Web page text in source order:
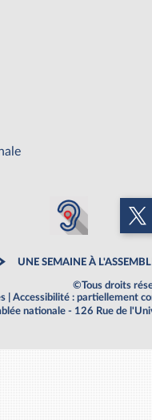
UNE SEMAINE À
©Tous droits
Accessibilité : partiellement
nationale - 126 Rue de